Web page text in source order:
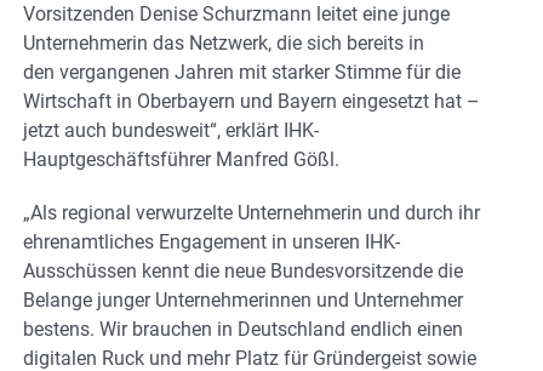
Vorsitzenden Denise Schurzmann leitet eine junge
Unternehmerin das Netzwerk, die sich bereits in
den vergangenen Jahren mit starker Stimme für die
Wirtschaft in Oberbayern und Bayern eingesetzt hat –
jetzt auch bundesweit“, erklärt IHK-
Hauptgeschäftsführer Manfred Gößl.
„Als regional verwurzelte Unternehmerin und durch ihr
ehrenamtliches Engagement in unseren IHK-
Ausschüssen kennt die neue Bundesvorsitzende die
Belange junger Unternehmerinnen und Unternehmer
bestens. Wir brauchen in Deutschland endlich einen
digitalen Ruck und mehr Platz für Gründergeist sowie